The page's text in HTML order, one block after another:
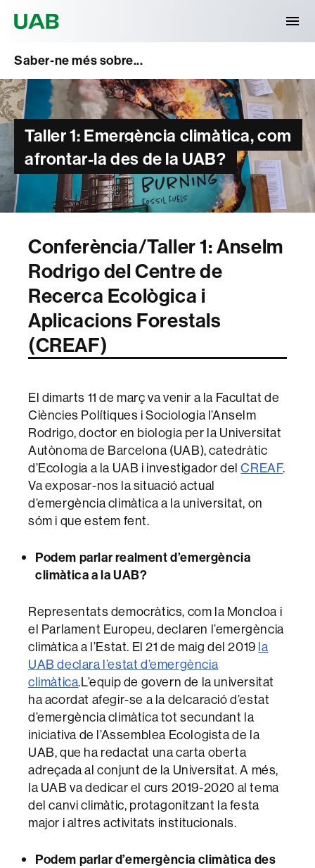
Saber-ne més sobre...
Taller 1: Emergència climàtica, com
afrontar-la des de la UAB?
Conferència/Taller 1: Anselm
Rodrigo del Centre de
Recerca Ecològica i
Aplicacions Forestals
(CREAF)
El dimarts 11 de març va venir a la Facultat de
Ciències Polítiques i Sociologia l’Anselm
Rodrigo, doctor en biologia per la Universitat
Autònoma de Barcelona (UAB), catedràtic
d’Ecologia a la UAB i investigador delCREAF.
Va exposar-nos la situació actual
d’emergència climàtica a la universitat, on
sóm i que estem fent.
Podem parlar realment d’emergència
climàtica a la UAB?
Representats democràtics, com la Moncloa i
el Parlament Europeu, declaren l’emergència
climàtica a l’Estat. El 21 de maig del 2019 la
UAB declara l’estat d’emergència
climàtica.L’equip de govern de la universitat
ha acordat afegir-se a la delcaració d’estat
d’emergència climàtica tot secundant la
iniciativa de l’Assemblea Ecologista de la
UAB, que ha redactat una carta oberta
adreçada al conjunt de la Universitat. A més,
la UAB va dedicar el curs 2019-2020 al tema
del canvi climàtic, protagonitzant la festa
major i altres activitats institucionals.
Podem parlar d’emergència climàtica des